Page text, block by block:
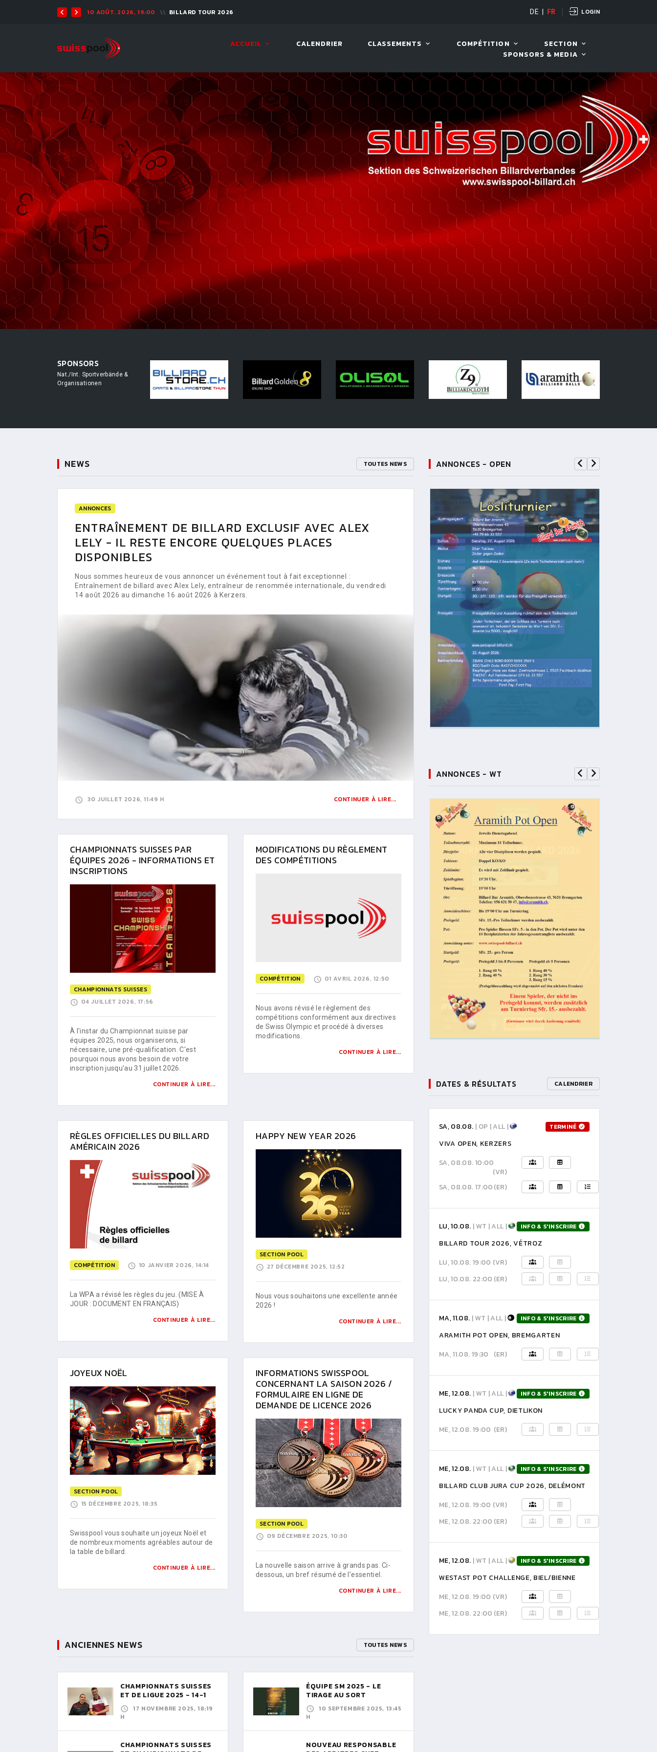
10 AOÛT. 2026, 19:00 BILLARD TOUR 2026 12 AOÛT. 2026, 19:00
DE FR LOGIN
ACCUEIL CALENDRIER CLASSEMENTS COMPÉTITION
SECTION
SPONSORS & MEDIA
SPONSORS
Nat./Int. Sportverbände &
Organisationen
NEWS TOUTES NEWS
ANNONCES
ENTRAÎNEMENT DE BILLARD EXCLUSIF AVEC ALEX
LELY - IL RESTE ENCORE QUELQUES PLACES
DISPONIBLES
Nous sommes heureux de vous annoncer un événement tout à fait exceptionnel :
Entraînement de billard avec Alex Lely, entraîneur de renommée internationale, du vendredi
14 août 2026 au dimanche 16 août 2026 à Kerzers.
30 JUILLET 2026, 11:49 H CONTINUER À LIRE...
CHAMPIONNATS SUISSES PAR
ÉQUIPES 2026 - INFORMATIONS ET
INSCRIPTIONS
CHAMPIONNATS SUISSES
04 JUILLET 2026, 17:56
À l'instar du Championnat suisse par
équipes 2025, nous organiserons, si
nécessaire, une pré-qualification. C'est
pourquoi nous avons besoin de votre
inscription jusqu'au 31 juillet 2026.
CONTINUER À LIRE...
MODIFICATIONS DU RÈGLEMENT
DES COMPÉTITIONS
COMPÉTITION 01 AVRIL 2026, 12:50
Nous avons révisé le règlement des
compétitions conformément aux directives
de Swiss Olympic et procédé à diverses
modifications.
CONTINUER À LIRE...
RÈGLES OFFICIELLES DU BILLARD
AMÉRICAIN 2026
COMPÉTITION 10 JANVIER 2026, 14:14
La WPA a révisé les règles du jeu. (MISE À
JOUR : DOCUMENT EN FRANÇAIS)
CONTINUER À LIRE...
HAPPY NEW YEAR 2026
SECTION POOL
27 DÉCEMBRE 2025, 12:52
Nous vous souhaitons une excellente année
2026 !
CONTINUER À LIRE...
JOYEUX NOËL
SECTION POOL
15 DÉCEMBRE 2025, 18:35
Swisspool vous souhaite un joyeux Noël et
de nombreux moments agréables autour de
la table de billard.
CONTINUER À LIRE...
INFORMATIONS SWISSPOOL
CONCERNANT LA SAISON 2026 /
FORMULAIRE EN LIGNE DE
DEMANDE DE LICENCE 2026
SECTION POOL
09 DÉCEMBRE 2025, 10:30
La nouvelle saison arrive à grands pas. Ci-
dessous, un bref résumé de l’essentiel.
CONTINUER À LIRE...
ANCIENNES NEWS TOUTES NEWS
CHAMPIONNATS SUISSES
ET DE LIGUE 2025 - 14-1
17 NOVEMBRE 2025, 18:19
H
CHAMPIONNATS SUISSES
ÉQUIPE SM 2025 - LE
TIRAGE AU SORT
10 SEPTEMBRE 2025, 13:45
H
NOUVEAU RESPONSABLE
ANNONCES - OPEN
ANNONCES - WT
DATES & RÉSULTATS CALENDRIER
SA, 08.08. | OP | ALL | TERMINÉ
VIVA OPEN, KERZERS
SA, 08.08. 10:00
(VR)
SA, 08.08. 17:00(ER)
LU, 10.08. | WT | ALL | INFO & S'INSCRIRE
BILLARD TOUR 2026, VÉTROZ
LU, 10.08. 19:00 (VR)
LU, 10.08. 22:00 (ER)
MA, 11.08. | WT | ALL | INFO & S'INSCRIRE
ARAMITH POT OPEN, BREMGARTEN
MA, 11.08. 19:30
(ER)
ME, 12.08. | WT | ALL | INFO & S'INSCRIRE
LUCKY PANDA CUP, DIETLIKON
ME, 12.08. 19:00 (ER)
ME, 12.08. | WT | ALL | INFO & S'INSCRIRE
BILLARD CLUB JURA CUP 2026, DELÉMONT
ME, 12.08. 19:00 (VR)
ME, 12.08. 22:00 (ER)
ME, 12.08. | WT | ALL | INFO & S'INSCRIRE
WESTAST POT CHALLENGE, BIEL/BIENNE
ME, 12.08. 19:00 (VR)
ME, 12.08. 22:00 (ER)